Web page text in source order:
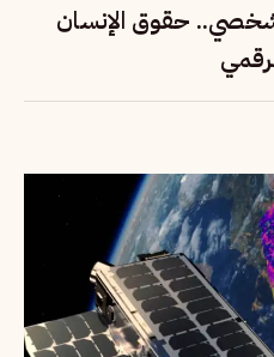
حقوق الإنسان